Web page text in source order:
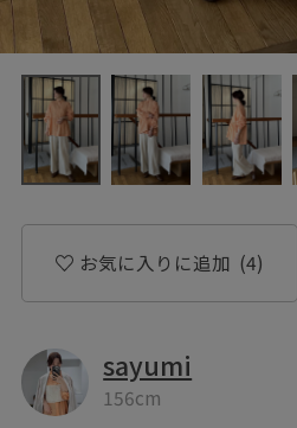
お気に入りに追加 (4)
sayumi
156cm